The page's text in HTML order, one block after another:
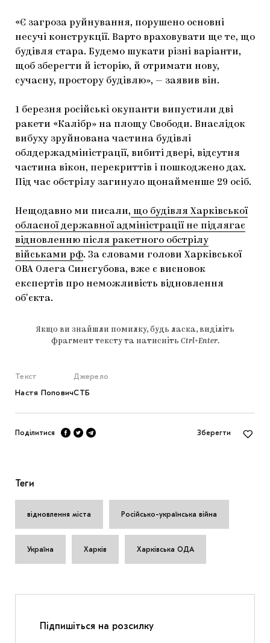
«Є загроза руйнування, порушено основні
несучі конструкції. Варто враховувати ще те, що
будівля стара. Будемо шукати різні варіанти,
щоб зберегти й історію, й отримати нову,
сучасну, простору будівлю», — заявив він.
1 березня російські окупанти випустили дві
ракети «Калібр» на площу Свободи. Внаслідок
вибуху зруйнована частина будівлі
облдержадміністрації, вибиті двері, відсутня
частина вікон, перекриттів і пошкоджено дах.
Під час обстрілу загинуло щонайменше 29 осіб.
Нещодавно ми писали, що будівля Харківської
обласної державної адміністрації не підлягає
відновленню після ракетного обстрілу
військами рф. За словами голови Харківської
ОВА Олега Синєгубова, вже є висновок
експертів про неможливість відновлення
обʼєкта.
Якщо ви знайшли помилку, будь ласка, виділіть
фрагмент тексту та натисніть Ctrl+Enter.
Текст
Настя Попович
Джерело
CТБ
Поділитися Зберегти
Теги
відновлення міста Російсько-українська війна
Україна Харків Харківська ОДА
Підпишіться на розсилку